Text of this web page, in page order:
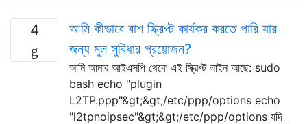
4
আমি কীভাবে বাশ স্ক্রিপ্ট কার্যকর করতে পারি যার
জন্য মূল সুবিধার প্রয়োজন?
আমি আমার আইএসপি থেকে এই স্ক্রিপ্ট লাইন আছে: sudo
bash echo "plugin
L2TP.ppp"&gt;&gt;/etc/ppp/options echo
"l2tpnoipsec"&gt;&gt;/etc/ppp/options যদি